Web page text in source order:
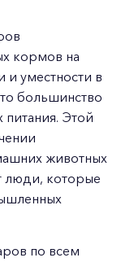
кормов на
и уместности в
большинство
питания. Этой
животных
люди, которые
по всем